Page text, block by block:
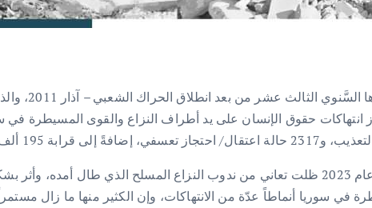
لاهاي-
قال التقرير -الذي جاء في 180 صفحة- إن سوريا في عام 2023 ظلت تعاني من ندوب النزاع
سوريا أنماطاً عدّة من الانتهاكات، وإن الكثير منها ما زال